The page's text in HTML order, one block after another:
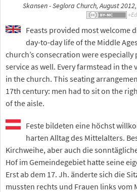
Skansen - Seglora Church, August
Feasts provided most welcome
day-to-day life of the Middle
church’s consecration were
service as well. Every farmstead in the
in the church. This seating
17th century: men had to sit on the
of the aisle.
Feste bildeten eine höchst
harten Alltag des Mittelalters.
Kirchweihe, aber auch die
Hof im Gemeindegebiet hatte seine
Erst ab dem 17. Jh. änderte sich die
mussten rechts und Frauen links vom